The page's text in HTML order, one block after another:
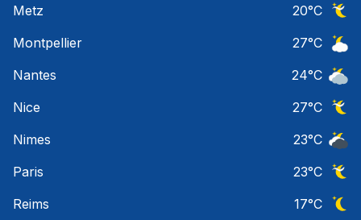
Metz
20°C
Montpellier
27°C
Nantes
24°C
Nice
27°C
Nimes
23°C
Paris
23°C
Reims
17°C